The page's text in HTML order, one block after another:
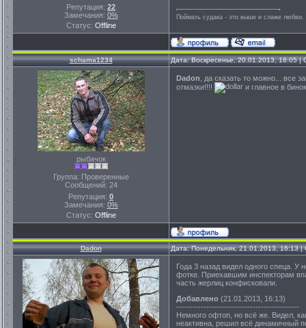
Репутация: 22
Замечания: 0%
Статус: Offline
Поймать судака - это выше и слаже
schama1234 Дата: Воскресенье, 20.01.2013, 18:05
рыбачок
Группа: Проверенные
Сообщений: 24
Репутация: 0
Замечания: 0%
Статус: Offline
Dadon , да сказать то можно... все
отмазки!!!!
и главное в
Dadon Дата: Понедельник, 21.01.2013, 16:13
Года 3 назад видел одного спеца.
фотке. Приехавшим инспекторам
часть жерлиц конфисковали.
Добавлено (21.01.2013, 16:13)
---------------------------------------------
Немного офтоп, но всё же. Видел,
неактивна, решил всё динамичный